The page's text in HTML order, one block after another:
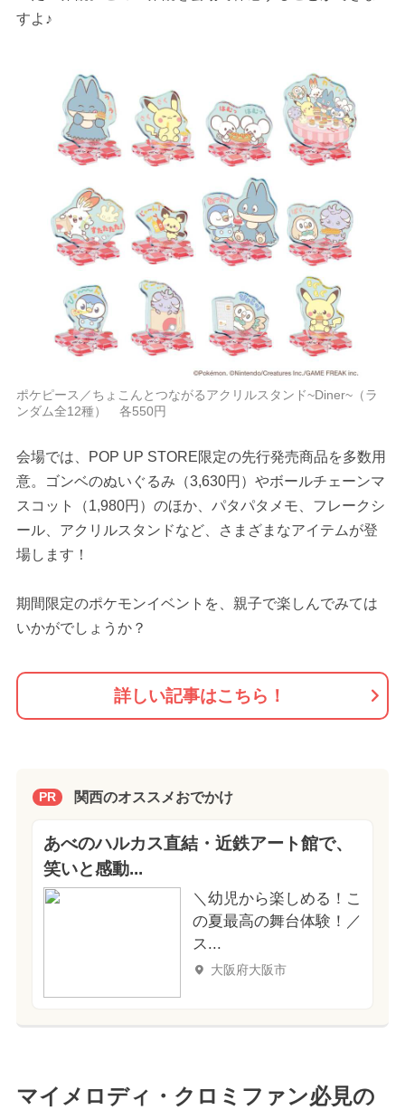
すよ♪
ポケピース／ちょこんとつながるアクリルスタンド~Diner~（ラ
ンダム全12種） 各550円
会場では、POP UP STORE限定の先行発売商品を多数用
意。ゴンベのぬいぐるみ（3,630円）やボールチェーンマ
スコット（1,980円）のほか、パタパタメモ、フレークシ
ール、アクリルスタンドなど、さまざまなアイテムが登
場します！
期間限定のポケモンイベントを、親子で楽しんでみては
いかがでしょうか？
詳しい記事はこちら！
PR 関西のオススメおでかけ
あべのハルカス直結・近鉄アート館で、
笑いと感動...
＼幼児から楽しめる！こ
の夏最高の舞台体験！／
ス...
大阪府大阪市
マイメロディ・クロミファン必見の